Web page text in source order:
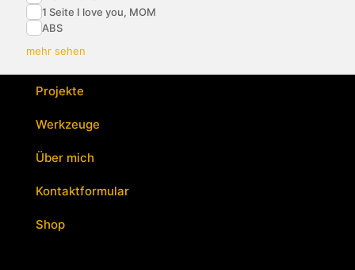
1 Seite I love you, MOM
ABS
mehr sehen
Projekte
Werkzeuge
Über mich
Kontaktformular
Shop